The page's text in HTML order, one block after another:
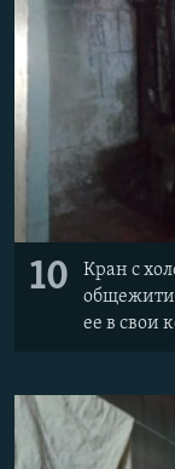
10
Кран с
ее в свои